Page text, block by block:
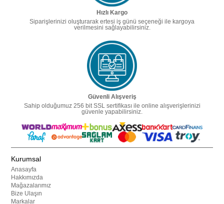
Hızlı Kargo
Siparişlerinizi oluşturarak ertesi iş günü seçeneği ile kargoya
verilmesini sağlayabilirsiniz.
Güvenli Alışveriş
Sahip olduğumuz 256 bit SSL sertifikası ile online alışverişlerinizi
güvenle yapabilirsiniz.
Kurumsal
Anasayfa
Hakkımızda
Mağazalarımız
Bize Ulaşın
Markalar